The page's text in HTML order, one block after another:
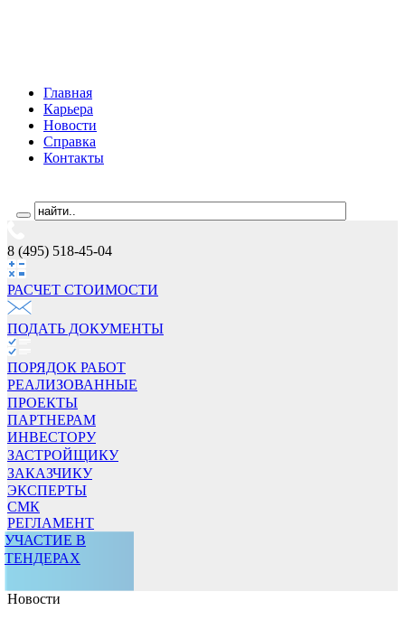
Главная
Карьера
Новости
Справка
Контакты
8 (495) 518-45-04
РАСЧЕТ СТОИМОCТИ
ПОДАТЬ ДОКУМЕНТЫ
ПОРЯДОК РАБОТ
РЕАЛИЗОВАННЫЕ
ПРОЕКТЫ
ПАРТНЕРАМ
ИНВЕСТОРУ
ЗАСТРОЙЩИКУ
ЗАКАЗЧИКУ
ЭКСПЕРТЫ
СМК
РЕГЛАМЕНТ
УЧАСТИЕ В
ТЕНДЕРАХ
Новости